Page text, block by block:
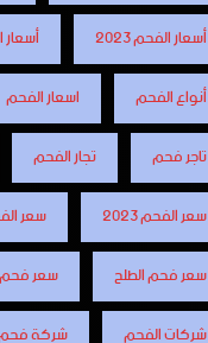
أسعار الفحم 2023
أنواع الفحم
اسعار الفحم
تاجر فحم
تجار الفحم
سعر الفحم 2023
سعر
سعر فحم الطلح
سعر
شركات الفحم
شركة